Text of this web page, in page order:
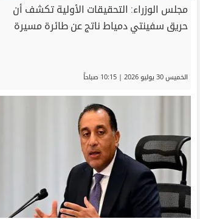
مجلس الوزراء: التحقيقات الأولية تكشف أن
حريق سفينتي دمياط ناتج عن طائرة مسيرة
الخميس 30 يوليو 2026 | 10:15 صباحاً